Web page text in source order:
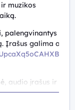
muzikos
palengvinantys
Įrašus galima
, audio įrašus ir
Bakutė.